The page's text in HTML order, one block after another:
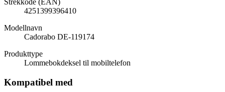
4251399396410
Modellnavn
Cadorabo DE-119174
Produkttype
Lommebokdeksel til mobiltelefon
Kompatibel med